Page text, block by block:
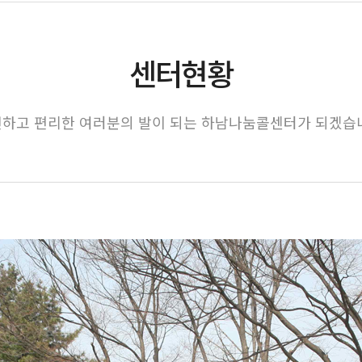
센터현황
고 편리한 여러분의 발이 되는 하남나눔콜센터가 되겠습